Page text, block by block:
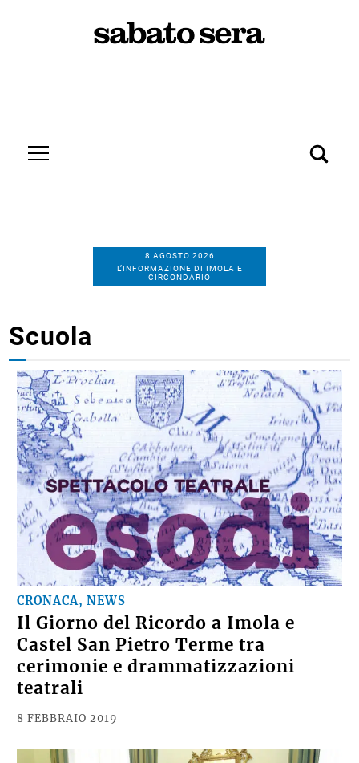
8 AGOSTO 2026
L’INFORMAZIONE DI IMOLA E
CIRCONDARIO
Scuola
CRONACA, NEWS
Il Giorno del Ricordo a Imola e
Castel San Pietro Terme tra
cerimonie e drammatizzazioni
teatrali
8 FEBBRAIO 2019